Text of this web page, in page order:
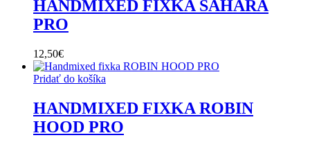
HANDMIXED FIXKA SAHARA
PRO
12,50€
Pridať do košíka
HANDMIXED FIXKA ROBIN
HOOD PRO